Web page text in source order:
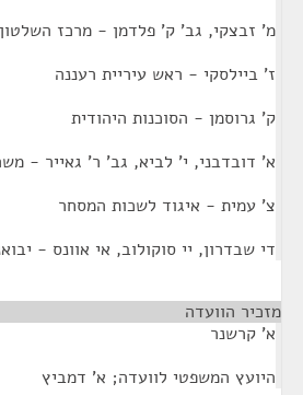
מ' זבצקי, גב' ק' פלדמן - מרכז
ז' ביילסקי - ראש עיריית רעננה
ק' גרוסמן - הסוכנות היהודית
א' דובדבני, י' לביא, גב' ר' גאייר -
צ' עמית - איגוד לשכות המסחר
די שבדרון, יי סוקולוב, אי אוונס -
מזכיר הוועדה
א' קרשנר
היועץ המשפטי לוועדה; א' דמביץ